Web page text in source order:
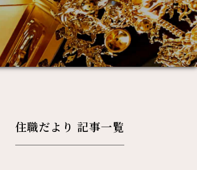
住職だより 記事一覧